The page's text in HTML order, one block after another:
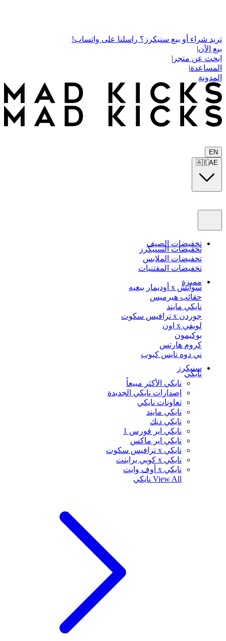
تريد شراء أو بيع سنيكرز؟ راسلنا على واتساب!
بيع الآن|
ابحث عن متجر |
المساعدة|
المدونة
EN
🇦🇪AE
تخفيضات الصيف
تخفيضات السنيكرز
تخفيضات الملابس
تخفيضات المقتنيات
مميزة
سواتش x أوديمار بيغيه
حقائب هيرميس
نايكي مايند
جوردن x ترافيس سكوت
لويفي x اون
بوكيمون
كروم هارتس
ني دوه نايس كيوب
سنيكرز
نايكي
نايكي الأكثر مبيعاً
إصدارات نايكي الجديدة
تعاونات نايكي
نايكي مايند
نايكي دنك
نايكي اير فورس 1
نايكي اير ماكس
نايكي x ترافيس سكوت
نايكي x كوبي براينت
نايكي x أوف وايت
View All نايكي